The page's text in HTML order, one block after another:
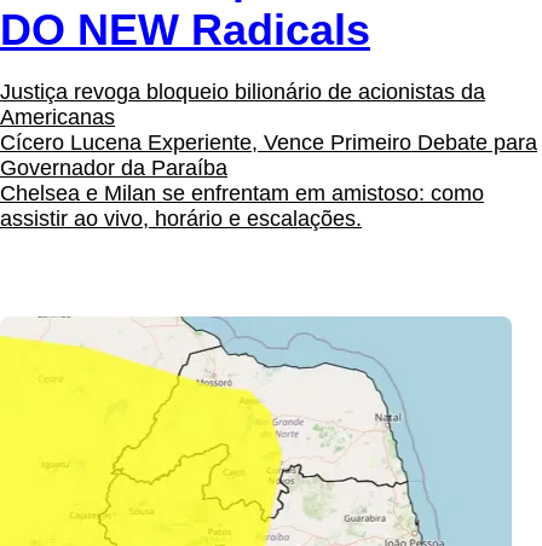
DO NEW Radicals
Justiça revoga bloqueio bilionário de acionistas da
Americanas
Cícero Lucena Experiente, Vence Primeiro Debate para
Governador da Paraíba
Chelsea e Milan se enfrentam em amistoso: como
assistir ao vivo, horário e escalações.